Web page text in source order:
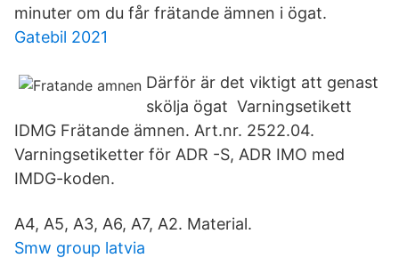
minuter om du får frätande ämnen i ögat.
Gatebil 2021
Därför är det viktigt att genast
skölja ögat Varningsetikett
IDMG Frätande ämnen. Art.nr. 2522.04.
Varningsetiketter för ADR -S, ADR IMO med
IMDG-koden.
A4, A5, A3, A6, A7, A2. Material.
Smw group latvia